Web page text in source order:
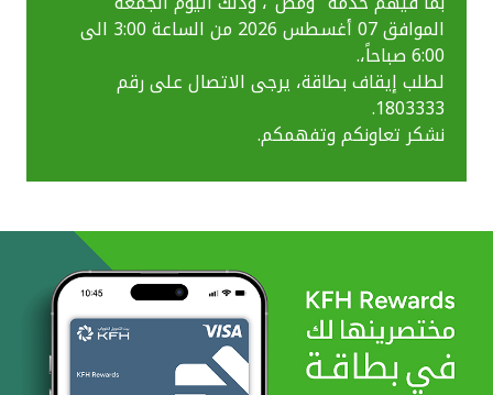
الموافق 07 أغسطس 2026 من الساعة 3:00 الى
6:00 صباحاً،.
لطلب إيقاف بطاقة، يرجى الاتصال على رقم
1803333.
نشكر تعاونكم وتفهمكم.